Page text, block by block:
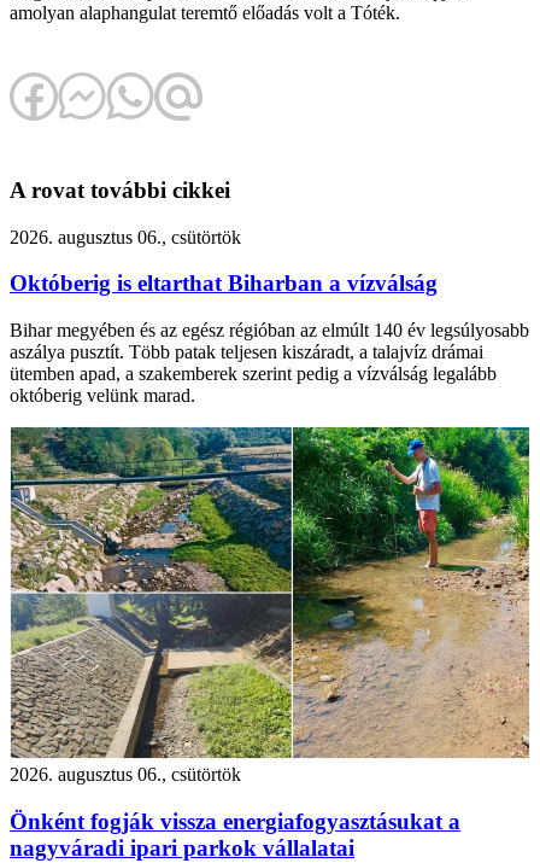
amolyan alaphangulat teremtő előadás volt a Tóték.
A rovat további cikkei
2026. augusztus 06., csütörtök
Októberig is eltarthat Biharban a vízválság
Bihar megyében és az egész régióban az elmúlt 140 év legsúlyosabb
aszálya pusztít. Több patak teljesen kiszáradt, a talajvíz drámai
ütemben apad, a szakemberek szerint pedig a vízválság legalább
októberig velünk marad.
2026. augusztus 06., csütörtök
Önként fogják vissza energiafogyasztásukat a
nagyváradi ipari parkok vállalatai